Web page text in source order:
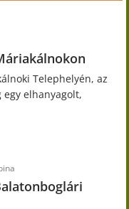
Telephelyén, az
elhanyagolt,